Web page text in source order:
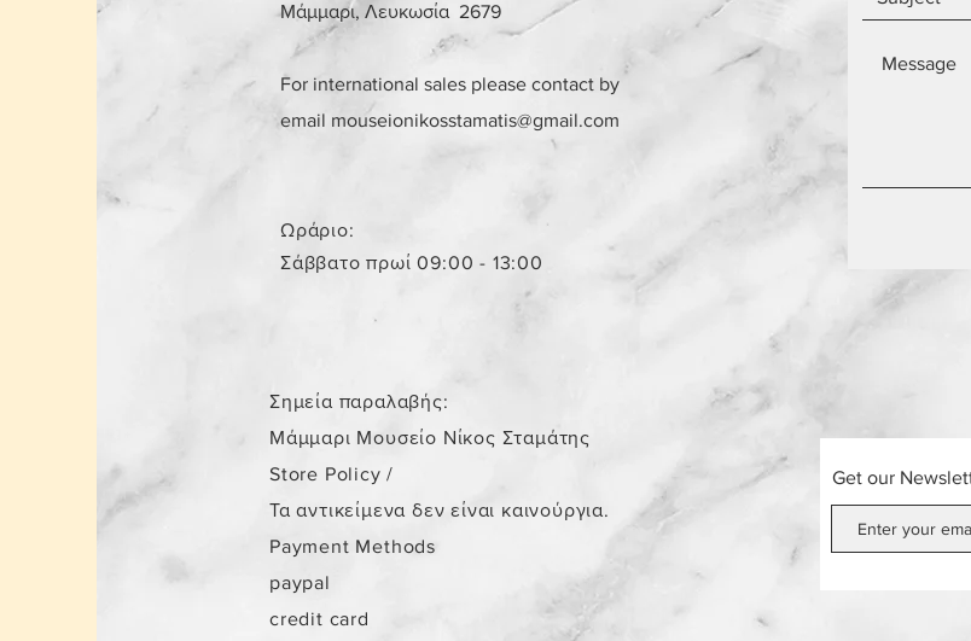
Μάμμαρι, Λευκωσία 2679
For international sales please contact by
email mouseionikosstamatis@gmail.com
Ωράριο:
Σάββατο πρωί 09:00 - 13:00
Σημεία παραλαβής:
Μάμμαρι Μουσείο Νίκος Σταμάτης
Store Policy/
Τα αντικείμενα δεν είναι καινούργια.
Payment Methods
paypal
credit card
Get our